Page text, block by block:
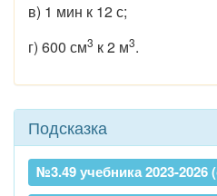
в) 1 мин к 12 с;
г) 600 см3 к 2 м3.
Подсказка
№3.49 учебника 2023-2026